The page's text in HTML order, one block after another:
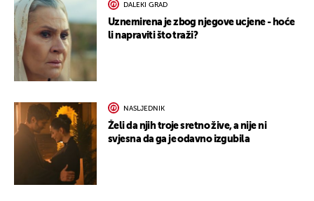
DALEKI GRAD
Uznemirena je zbog njegove ucjene - hoće
li napraviti što traži?
NASLJEDNIK
Želi da njih troje sretno žive, a nije ni
svjesna da ga je odavno izgubila